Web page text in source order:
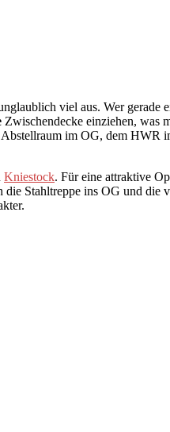
viel aus. Wer gerade
Zwischendecke einziehen, was
im OG, dem HWR
Kniestock. Für eine attraktive
die Stahltreppe ins OG und die